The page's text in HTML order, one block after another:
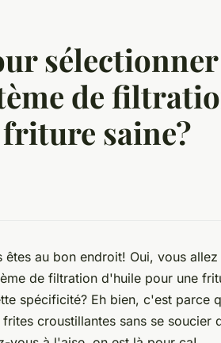
de
saine?
êtes au bon endroit! Oui, vous
de filtration d'huile pour une
spécificité? Eh bien, c'est parce
croustillantes sans se soucier